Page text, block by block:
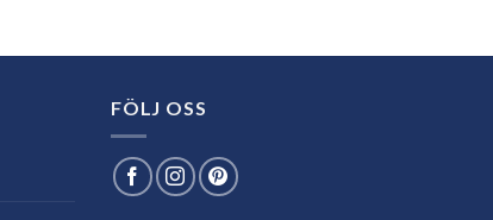
FÖLJ OSS